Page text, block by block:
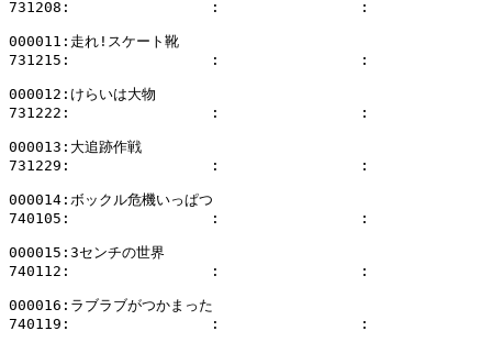
731208:                :                :
000011:走れ!スケート靴
731215:                :                :
000012:けらいは大物
731222:                :                :
000013:大追跡作戦
731229:                :                :
000014:ボックル危機いっぱつ
740105:                :                :
000015:3センチの世界
740112:                :                :
000016:ラブラブがつかまった
740119:                :                :